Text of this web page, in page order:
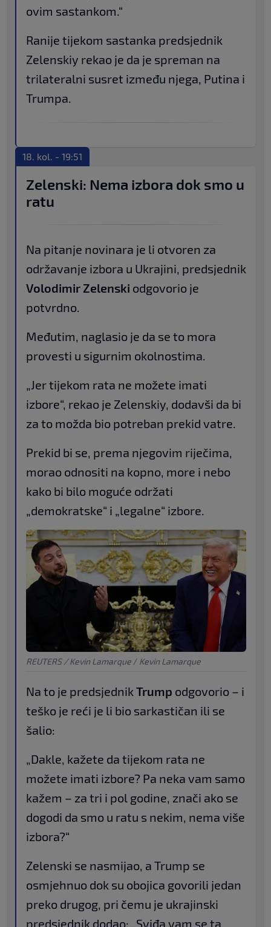
ovim sastankom.“
Ranije tijekom sastanka predsjednik
Zelenskiy rekao je da je spreman na
trilateralni susret između njega, Putina i
Trumpa.
18. kol. - 19:51
Zelenski: Nema izbora dok smo u
ratu
Na pitanje novinara je li otvoren za
održavanje izbora u Ukrajini, predsjednik
Volodimir Zelenski odgovorio je
potvrdno.
Međutim, naglasio je da se to mora
provesti u sigurnim okolnostima.
„Jer tijekom rata ne možete imati
izbore“, rekao je Zelenskiy, dodavši da bi
za to možda bio potreban prekid vatre.
Prekid bi se, prema njegovim riječima,
morao odnositi na kopno, more i nebo
kako bi bilo moguće održati
„demokratske“ i „legalne“ izbore.
REUTERS / Kevin Lamarque / Kevin Lamarque
Na to je predsjednik Trump odgovorio – i
teško je reći je li bio sarkastičan ili se
šalio:
„Dakle, kažete da tijekom rata ne
možete imati izbore? Pa neka vam samo
kažem – za tri i pol godine, znači ako se
dogodi da smo u ratu s nekim, nema više
izbora?“
Zelenski se nasmijao, a Trump se
osmjehnuo dok su obojica govorili jedan
preko drugog, pri čemu je ukrajinski
predsjednik dodao: „Sviđa vam se ta